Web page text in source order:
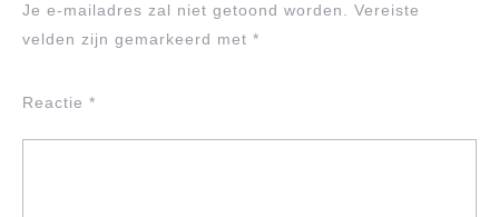
Je e-mailadres zal niet getoond worden.
Vereiste
velden zijn gemarkeerd met *
Reactie *